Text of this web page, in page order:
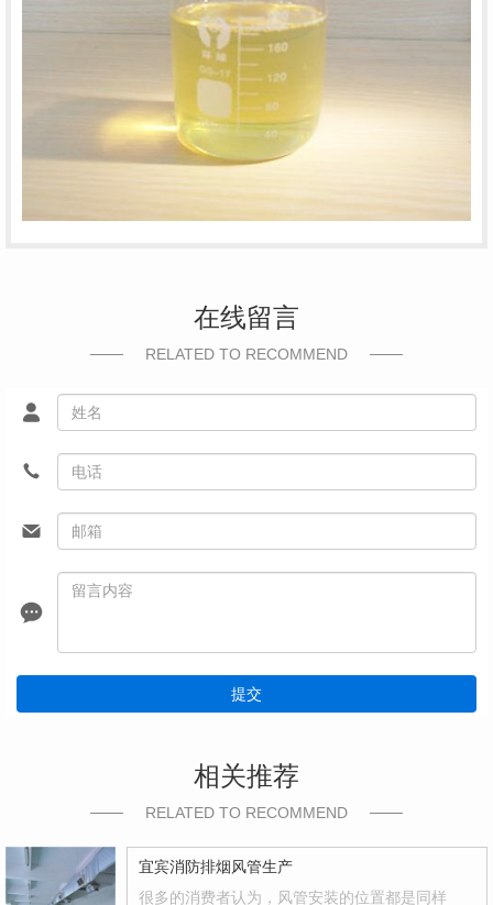
在线留言
RELATED TO RECOMMEND
提交
相关推荐
RELATED TO RECOMMEND
宜宾消防排烟风管生产
很多的消费者认为，风管安装的位置都是同样